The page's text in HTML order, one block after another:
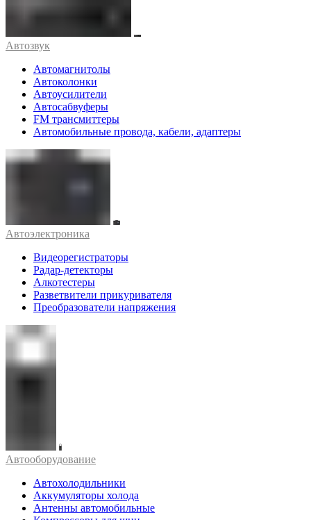
Автозвук
Автомагнитолы
Автоколонки
Автоусилители
Автосабвуферы
FM трансмиттеры
Автомобильные провода, кабели, адаптеры
Автоэлектроника
Видеорегистраторы
Радар-детекторы
Алкотестеры
Разветвители прикуривателя
Преобразователи напряжения
Автооборудование
Автохолодильники
Аккумуляторы холода
Антенны автомобильные